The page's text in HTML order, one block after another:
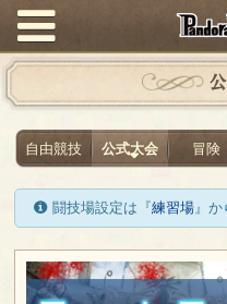
自由競技 公式大会 冒険
闘技場設定は『練習場』か